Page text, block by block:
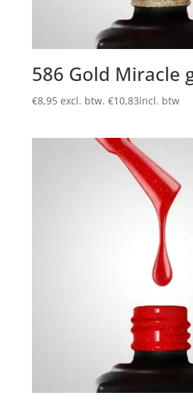
586 Gold Miracle
€8,95 excl. btw. €10,83incl. btw